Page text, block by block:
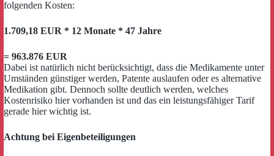
folgenden Kosten:
1.709,18 EUR * 12 Monate * 47 Jahre
= 963.876 EUR
Dabei ist natürlich nicht berücksichtigt, dass die Medikamente unter
Umständen günstiger werden, Patente auslaufen oder es alternative
Medikation gibt. Dennoch sollte deutlich werden, welches
Kostenrisiko hier vorhanden ist und das ein leistungsfähiger Tarif
gerade hier wichtig ist.
Achtung bei Eigenbeteiligungen